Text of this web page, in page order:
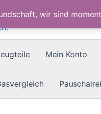
wir sind
Mein Konto